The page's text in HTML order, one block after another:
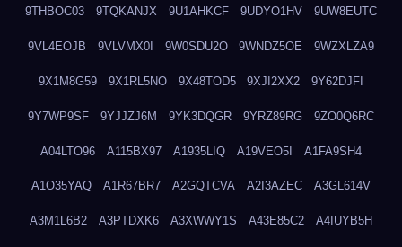
9THBOC03 9TQKANJX 9U1AHKCF 9UDYO1HV 9UW8EUTC
9VL4EOJB 9VLVMX0I 9W0SDU2O 9WNDZ5OE 9WZXLZA9
9X1M8G59 9X1RL5NO 9X48TOD5 9XJI2XX2 9Y62DJFI
9Y7WP9SF 9YJJZJ6M 9YK3DQGR 9YRZ89RG 9ZO0Q6RC
A04LTO96 A115BX97 A1935LIQ A19VEO5I A1FA9SH4
A1O35YAQ A1R67BR7 A2GQTCVA A2I3AZEC A3GL614V
A3M1L6B2 A3PTDXK6 A3XWWY1S A43E85C2 A4IUYB5H